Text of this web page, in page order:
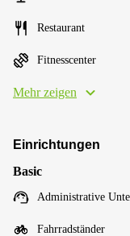
Restaurant
Fitnesscenter
Mehr zeigen
Einrichtungen
Basic
Administrative
Fahrradständer